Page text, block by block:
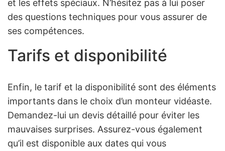
et les effets spéciaux. N’hésitez pas à lui poser
des questions techniques pour vous assurer de
ses compétences.
Tarifs et disponibilité
Enfin, le tarif et la disponibilité sont des éléments
importants dans le choix d’un monteur vidéaste.
Demandez-lui un devis détaillé pour éviter les
mauvaises surprises. Assurez-vous également
qu’il est disponible aux dates qui vous